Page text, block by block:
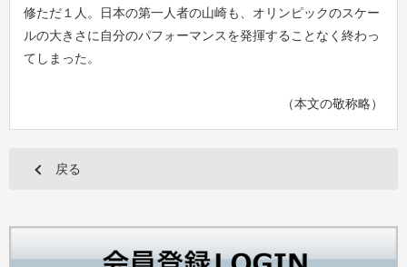
修ただ１人。日本の第一人者の山崎も、オリンピックのスケー
ルの大きさに自分のパフォーマンスを発揮することなく終わっ
てしまった。
（本文の敬称略）
戻る